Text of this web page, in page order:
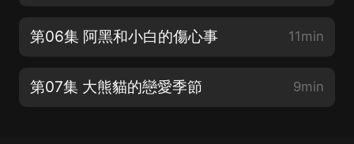
第06集 阿黑和小白的傷心事 11min
第07集 大熊貓的戀愛季節 9min